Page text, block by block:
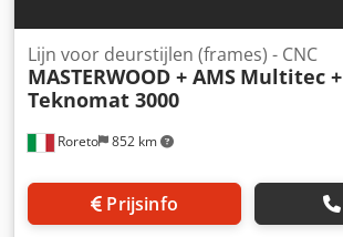
Roreto 852 km
Lijn voor deurstijlen (frames) - CNC
MASTERWOOD + AMS Multitec +
Teknomat 3000
Prijsinfo